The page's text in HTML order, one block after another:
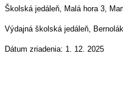
Školská jedáleň, Malá hora 3,
Výdajná školská jedáleň,
Dátum zriadenia: 1. 12. 2025